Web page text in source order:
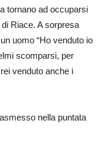
tornano ad occuparsi
Riace. A sorpresa
uomo “Ho venduto io
scomparsi, per
venduto anche i
nella puntata